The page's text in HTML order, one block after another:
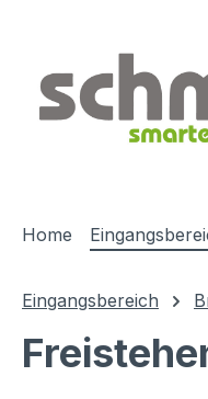
Home
Eingangsbereich